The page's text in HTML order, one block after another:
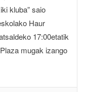
kluba” saio
Haur
17:00etatik
mugak izango